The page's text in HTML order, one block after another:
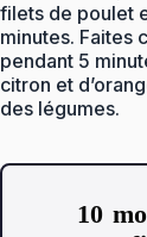
filets de poulet
minutes. Faites
pendant 5
citron et
des légumes.
10